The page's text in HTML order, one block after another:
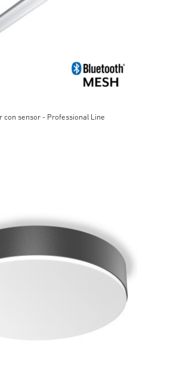
con sensor - Professional Line